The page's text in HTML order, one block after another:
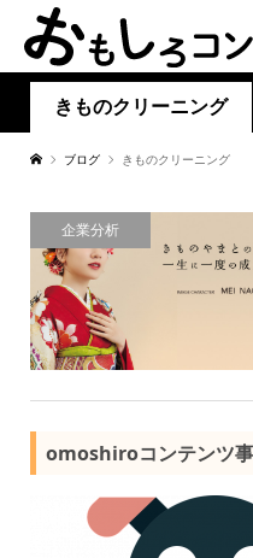
きものクリーニング
ブログ きものクリーニング
企業分析
omoshiroコンテンツ